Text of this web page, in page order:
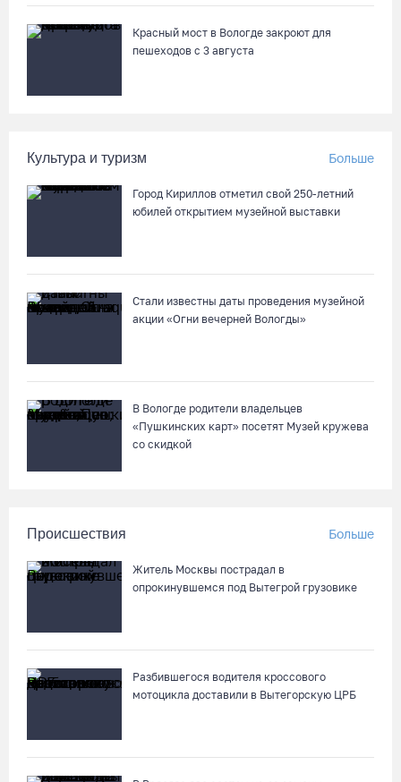
Четырех пьяных водителей и 23 без прав задержали за сутки
05.08.26 / 17:45
В заречной части Вологды открылся новый офис МФЦ
05.08.26 / 16:36
Красный мост в Вологде закроют для
пешеходов с 3 августа
Культура и туризм Больше
Город Кириллов отметил свой 250-летний
юбилей открытием музейной выставки
Стали известны даты проведения музейной
акции «Огни вечерней Вологды»
В Вологде родители владельцев
«Пушкинских карт» посетят Музей кружева
со скидкой
Происшествия Больше
Житель Москвы пострадал в
опрокинувшемся под Вытегрой грузовике
Разбившегося водителя кроссового
мотоцикла доставили в Вытегорскую ЦРБ